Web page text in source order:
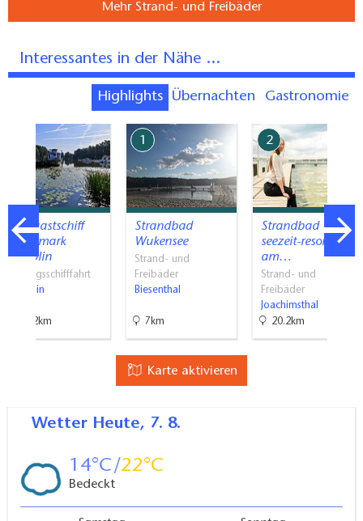
Mehr Strand- und Freibäder
Interessantes in der Nähe ...
Highlights Übernachten Gastronomie
Fahrgastschiff
Uckermark
Templin
Ausflugsschifffahrt
Templin
33.2km
1
Strandbad
Wukensee
Strand- und
Freibäder
Biesenthal
7km
2
Strandbad
seezeit-resort
am…
Strand- und
Freibäder
Joachimsthal
20.2km
Karte aktivieren
Wetter Heute, 7. 8.
14 22
Bedeckt